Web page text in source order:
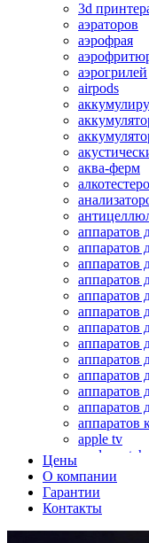
3d
аэраторов
аэрофрая
аэрогрилей
airpods
аква-ферм
аппаратов
аппаратов
аппаратов
аппаратов
аппаратов
аппаратов
аппаратов
аппаратов
аппаратов
аппаратов
аппаратов
аппаратов
аппаратов
apple tv
apple watch
Цены
О компании
Гарантии
Контакты